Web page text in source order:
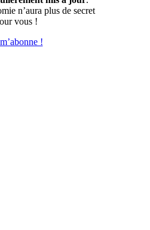
n’aura plus de secret
vous !
!